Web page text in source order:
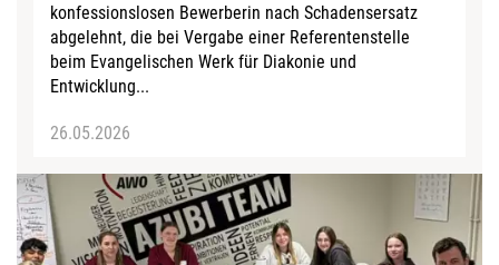
konfessionslosen Bewerberin nach Schadensersatz
abgelehnt, die bei Vergabe einer Referentenstelle
beim Evangelischen Werk für Diakonie und
Entwicklung...
26.05.2026